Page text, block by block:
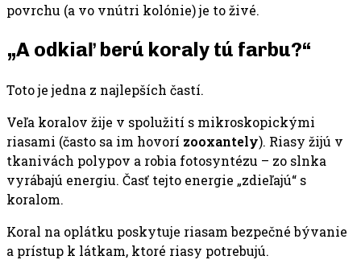
povrchu (a vo vnútri kolónie) je to živé.
„A odkiaľ berú koraly tú farbu?“
Toto je jedna z najlepších častí.
Veľa koralov žije v spolužití s mikroskopickými
riasami (často sa im hovorí zooxantely). Riasy žijú v
tkanivách polypov a robia fotosyntézu – zo slnka
vyrábajú energiu. Časť tejto energie „zdieľajú“ s
koralom.
Koral na oplátku poskytuje riasam bezpečné bývanie
a prístup k látkam, ktoré riasy potrebujú.